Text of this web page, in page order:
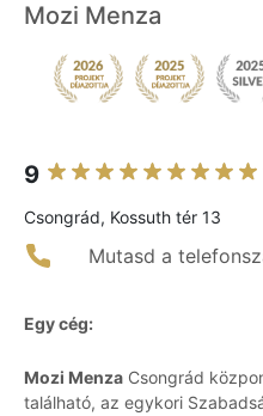
Mozi Menza
9
Csongrád, Kossuth tér 13
Mutasd a
Egy cég:
Mozi Menza Csongrád
található, az egykori